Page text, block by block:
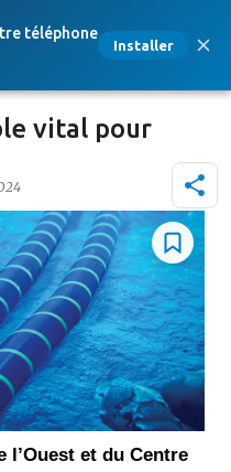
téléphone
Installer
principal
vital pour
l’Ouest et du Centre